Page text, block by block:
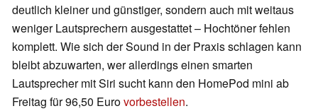
deutlich kleiner und günstiger, sondern auch mit weitaus
weniger Lautsprechern ausgestattet – Hochtöner fehlen
komplett. Wie sich der Sound in der Praxis schlagen kann
bleibt abzuwarten, wer allerdings einen smarten
Lautsprecher mit Siri sucht kann den HomePod mini ab
Freitag für 96,50 Eurovorbestellen.